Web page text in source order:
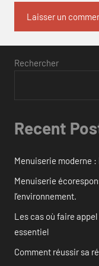
Rechercher
Recent
Menuiserie moderne
Menuiserie
l’environnement.
Les cas où faire
essentiel
Comment réussir sa